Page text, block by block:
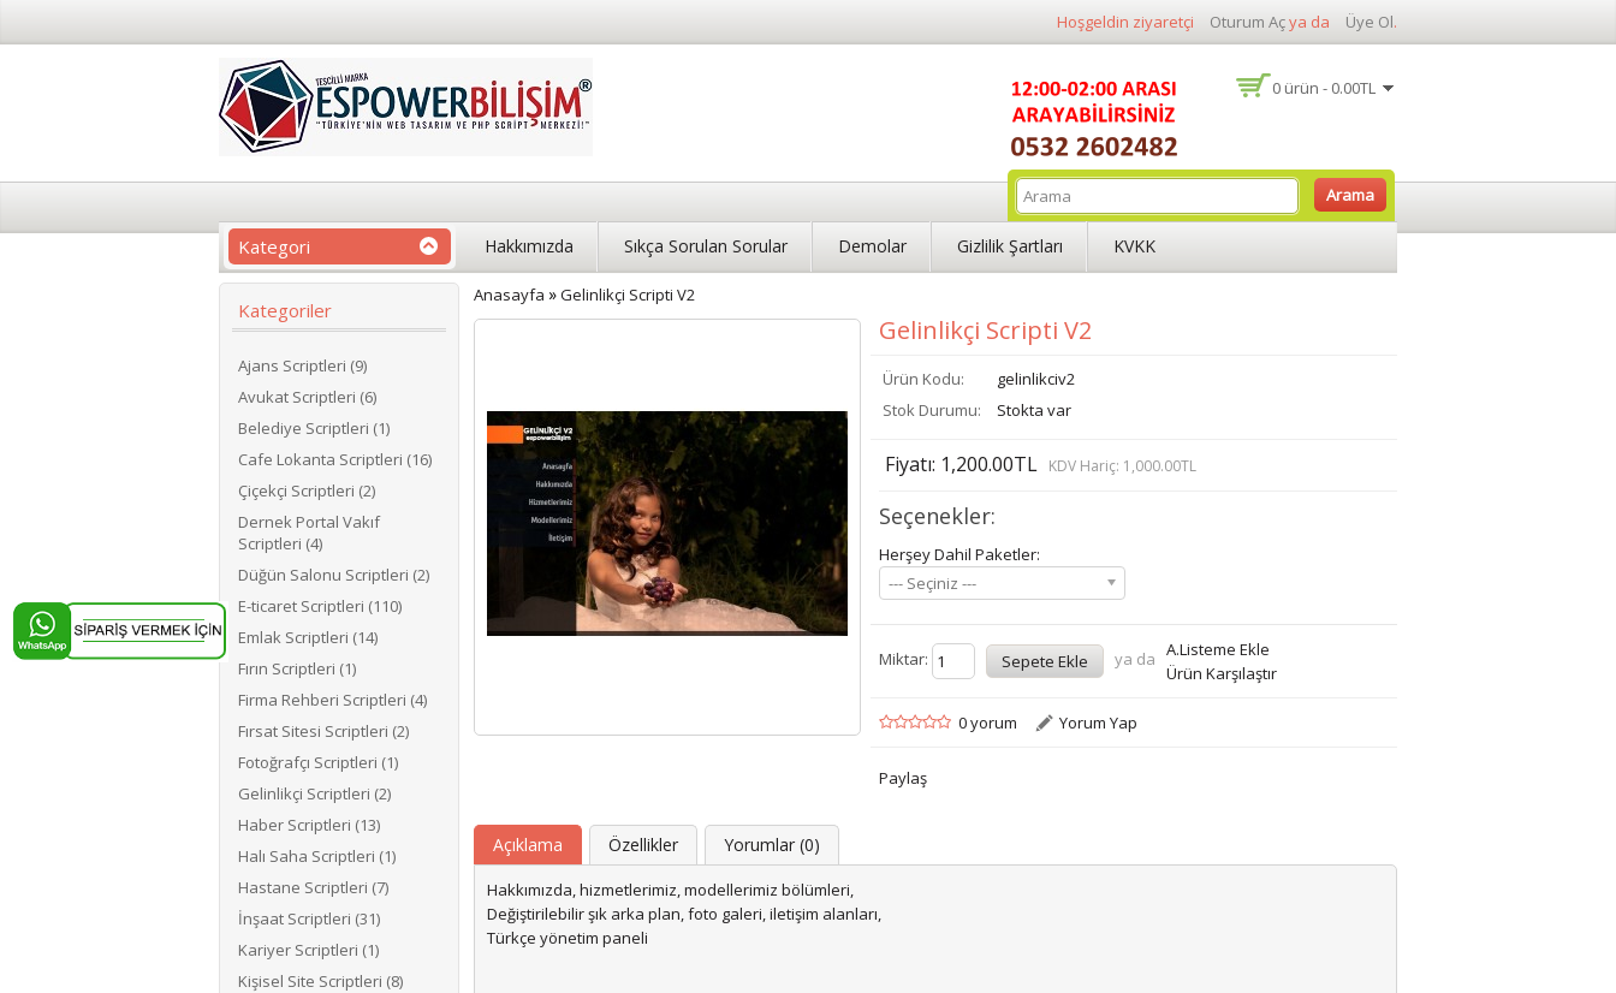
Hoşgeldin ziyaretçi Oturum Açya da Üye Ol.
0 ürün - 0.00TL
Arama
Kategori Hakkımızda Sıkça Sorulan Sorular Demolar Gizlilik Şartları KVKK
Kategoriler
Ajans Scriptleri (9)
Avukat Scriptleri (6)
Belediye Scriptleri (1)
Cafe Lokanta Scriptleri (16)
Çiçekçi Scriptleri (2)
Dernek Portal Vakıf
Scriptleri (4)
Düğün Salonu Scriptleri (2)
E-ticaret Scriptleri (110)
Emlak Scriptleri (14)
Fırın Scriptleri (1)
Firma Rehberi Scriptleri (4)
Fırsat Sitesi Scriptleri (2)
Fotoğrafçı Scriptleri (1)
Gelinlikçi Scriptleri (2)
Haber Scriptleri (13)
Halı Saha Scriptleri (1)
Hastane Scriptleri (7)
İnşaat Scriptleri (31)
Kariyer Scriptleri (1)
Kişisel Site Scriptleri (8)
Anasayfa »Gelinlikçi Scripti V2
Gelinlikçi Scripti V2
Ürün Kodu:
gelinlikciv2
Stok Durumu:
Stokta var
Fiyatı: 1,200.00TL KDV Hariç: 1,000.00TL
Seçenekler:
Herşey Dahil Paketler:
--- Seçiniz ---
Miktar: ya da A.Listeme Ekle
Ürün Karşılaştır
0 yorum Yorum Yap
Paylaş
Açıklama Özellikler Yorumlar (0)
Hakkımızda, hizmetlerimiz, modellerimiz bölümleri,
Değiştirilebilir şık arka plan, foto galeri, iletişim alanları,
Türkçe yönetim paneli